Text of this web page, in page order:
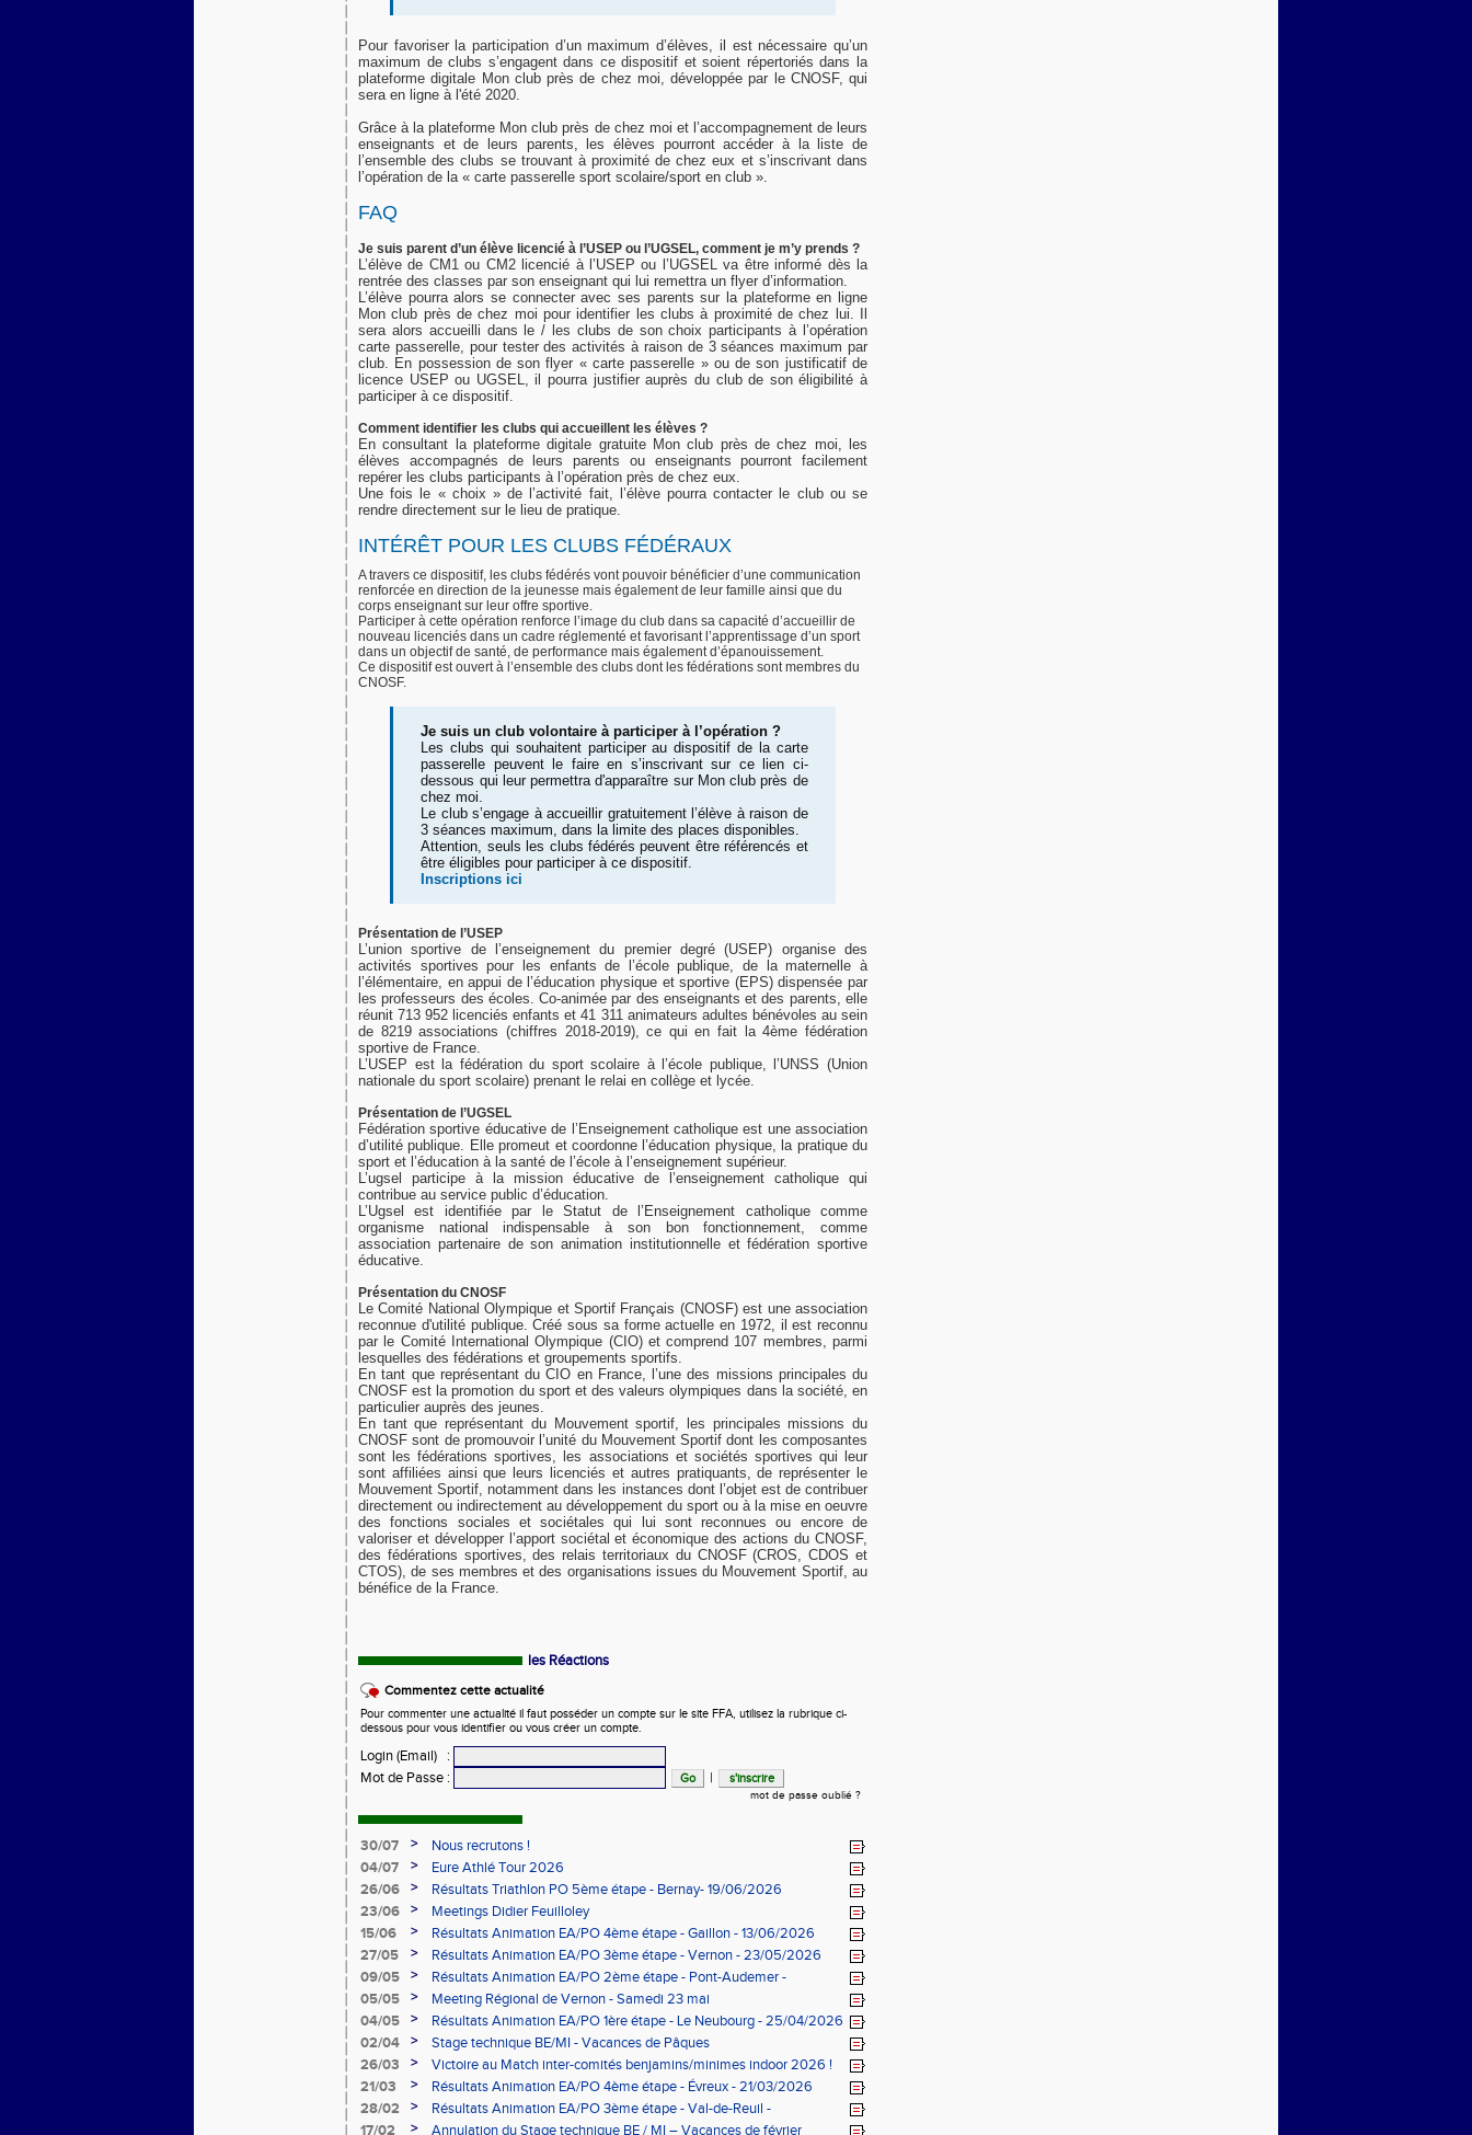
Pour favoriser la participation d’un maximum d’élèves, il est nécessaire qu’un
maximum de clubs s’engagent dans ce dispositif et soient répertoriés dans la
plateforme digitale Mon club près de chez moi, développée par le CNOSF, qui
sera en ligne à l'été 2020.
Grâce à la plateforme Mon club près de chez moi et l’accompagnement de leurs
enseignants et de leurs parents, les élèves pourront accéder à la liste de
l’ensemble des clubs se trouvant à proximité de chez eux et s’inscrivant dans
l’opération de la « carte passerelle sport scolaire/sport en club ».
FAQ
Je suis parent d’un élève licencié à l’USEP ou l’UGSEL, comment je m’y prends ?
L’élève de CM1 ou CM2 licencié à l’USEP ou l’UGSEL va être informé dès la
rentrée des classes par son enseignant qui lui remettra un flyer d’information.
L’élève pourra alors se connecter avec ses parents sur la plateforme en ligne
Mon club près de chez moi pour identifier les clubs à proximité de chez lui. Il
sera alors accueilli dans le / les clubs de son choix participants à l’opération
carte passerelle, pour tester des activités à raison de 3 séances maximum par
club. En possession de son flyer « carte passerelle » ou de son justificatif de
licence USEP ou UGSEL, il pourra justifier auprès du club de son éligibilité à
participer à ce dispositif.
Comment identifier les clubs qui accueillent les élèves ?
En consultant la plateforme digitale gratuite Mon club près de chez moi, les
élèves accompagnés de leurs parents ou enseignants pourront facilement
repérer les clubs participants à l’opération près de chez eux.
Une fois le « choix » de l’activité fait, l’élève pourra contacter le club ou se
rendre directement sur le lieu de pratique.
INTÉRÊT POUR LES CLUBS FÉDÉRAUX
A travers ce dispositif, les clubs fédérés vont pouvoir bénéficier d’une communication
renforcée en direction de la jeunesse mais également de leur famille ainsi que du
corps enseignant sur leur offre sportive.
Participer à cette opération renforce l’image du club dans sa capacité d’accueillir de
nouveau licenciés dans un cadre réglementé et favorisant l’apprentissage d’un sport
dans un objectif de santé, de performance mais également d’épanouissement.
Ce dispositif est ouvert à l’ensemble des clubs dont les fédérations sont membres du
CNOSF.
Je suis un club volontaire à participer à l’opération ?
Les clubs qui souhaitent participer au dispositif de la carte
passerelle peuvent le faire en s’inscrivant sur ce lien ci-
dessous qui leur permettra d'apparaître sur Mon club près de
chez moi.
Le club s’engage à accueillir gratuitement l’élève à raison de
3 séances maximum, dans la limite des places disponibles.
Attention, seuls les clubs fédérés peuvent être référencés et
être éligibles pour participer à ce dispositif.
Inscriptions ici
Présentation de l’USEP
L’union sportive de l’enseignement du premier degré (USEP) organise des
activités sportives pour les enfants de l’école publique, de la maternelle à
l’élémentaire, en appui de l’éducation physique et sportive (EPS) dispensée par
les professeurs des écoles. Co-animée par des enseignants et des parents, elle
réunit 713 952 licenciés enfants et 41 311 animateurs adultes bénévoles au sein
de 8219 associations (chiffres 2018-2019), ce qui en fait la 4ème fédération
sportive de France.
L’USEP est la fédération du sport scolaire à l’école publique, l’UNSS (Union
nationale du sport scolaire) prenant le relai en collège et lycée.
Présentation de l’UGSEL
Fédération sportive éducative de l’Enseignement catholique est une association
d’utilité publique. Elle promeut et coordonne l’éducation physique, la pratique du
sport et l’éducation à la santé de l’école à l’enseignement supérieur.
L’ugsel participe à la mission éducative de l’enseignement catholique qui
contribue au service public d’éducation.
L’Ugsel est identifiée par le Statut de l’Enseignement catholique comme
organisme national indispensable à son bon fonctionnement, comme
association partenaire de son animation institutionnelle et fédération sportive
éducative.
Présentation du CNOSF
Le Comité National Olympique et Sportif Français (CNOSF) est une association
reconnue d'utilité publique. Créé sous sa forme actuelle en 1972, il est reconnu
par le Comité International Olympique (CIO) et comprend 107 membres, parmi
lesquelles des fédérations et groupements sportifs.
En tant que représentant du CIO en France, l’une des missions principales du
CNOSF est la promotion du sport et des valeurs olympiques dans la société, en
particulier auprès des jeunes.
En tant que représentant du Mouvement sportif, les principales missions du
CNOSF sont de promouvoir l’unité du Mouvement Sportif dont les composantes
sont les fédérations sportives, les associations et sociétés sportives qui leur
sont affiliées ainsi que leurs licenciés et autres pratiquants, de représenter le
Mouvement Sportif, notamment dans les instances dont l’objet est de contribuer
directement ou indirectement au développement du sport ou à la mise en oeuvre
des fonctions sociales et sociétales qui lui sont reconnues ou encore de
valoriser et développer l’apport sociétal et économique des actions du CNOSF,
des fédérations sportives, des relais territoriaux du CNOSF (CROS, CDOS et
CTOS), de ses membres et des organisations issues du Mouvement Sportif, au
bénéfice de la France.
les Réactions
Commentez cette actualité
Pour commenter une actualité il faut posséder un compte sur le site FFA, utilisez la rubrique ci-
dessous pour vous identifier ou vous créer un compte.
Login (Email)
:
Mot de Passe : |
mot de passe oublié ?
30/07 >
Nous recrutons !
04/07
>
Eure Athlé Tour 2026
26/06
>
Résultats Triathlon PO 5ème étape - Bernay- 19/06/2026
23/06
>
Meetings Didier Feuilloley
15/06
>
Résultats Animation EA/PO 4ème étape - Gaillon - 13/06/2026
27/05
>
Résultats Animation EA/PO 3ème étape - Vernon - 23/05/2026
09/05
>
Résultats Animation EA/PO 2ème étape - Pont-Audemer -
09/05/2026
05/05 >
Meeting Régional de Vernon - Samedi 23 mai
04/05
>
Résultats Animation EA/PO 1ère étape - Le Neubourg - 25/04/2026
02/04
>
Stage technique BE/MI - Vacances de Pâques
26/03
>
Victoire au Match inter-comités benjamins/minimes indoor 2026 !
21/03
>
Résultats Animation EA/PO 4ème étape - Évreux - 21/03/2026
28/02
>
Résultats Animation EA/PO 3ème étape - Val-de-Reuil -
28/02/2026
17/02 > Annulation du Stage technique BE / MI – Vacances de février